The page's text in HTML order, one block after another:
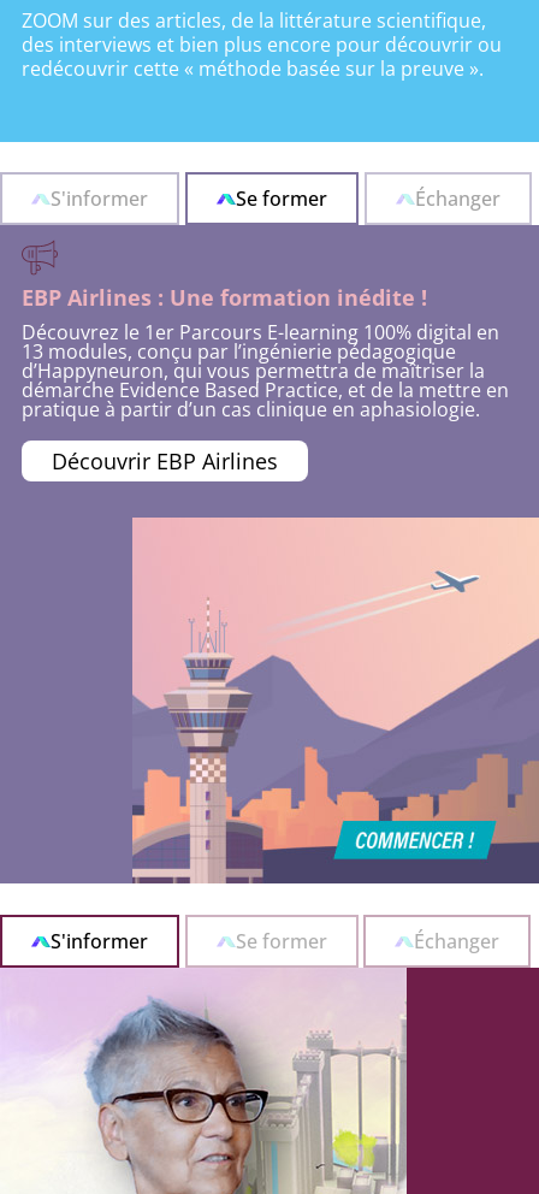
ZOOM sur des articles, de la littérature scientifique,
des interviews et bien plus encore pour découvrir ou
redécouvrir cette « méthode basée sur la preuve ».
S'informer Se former Échanger
EBP Airlines : Une formation inédite !
Découvrez le 1er Parcours E-learning 100% digital en
13 modules, conçu par l’ingénierie pédagogique
d’Happyneuron, qui vous permettra de maîtriser la
démarche Evidence Based Practice, et de la mettre en
pratique à partir d’un cas clinique en aphasiologie.
Découvrir EBP Airlines
S'informer Se former Échanger